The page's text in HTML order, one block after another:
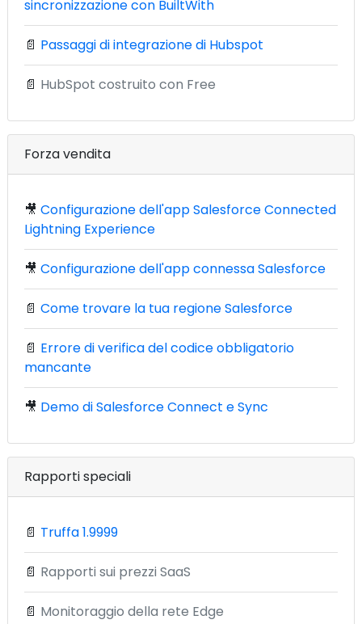
sincronizzazione con BuiltWith
📄 Passaggi di integrazione di Hubspot
📄 HubSpot costruito con Free
Forza vendita
🎥 Configurazione dell'app Salesforce Connected
Lightning Experience
🎥 Configurazione dell'app connessa Salesforce
📄 Come trovare la tua regione Salesforce
📄 Errore di verifica del codice obbligatorio
mancante
🎥 Demo di Salesforce Connect e Sync
Rapporti speciali
📄 Truffa 1.9999
📄 Rapporti sui prezzi SaaS
📄 Monitoraggio della rete Edge